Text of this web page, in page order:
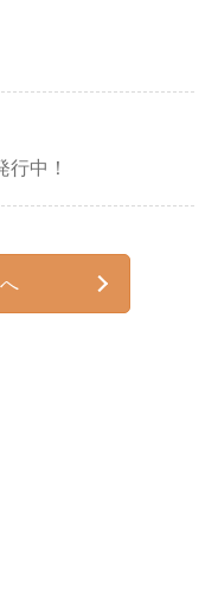
中！